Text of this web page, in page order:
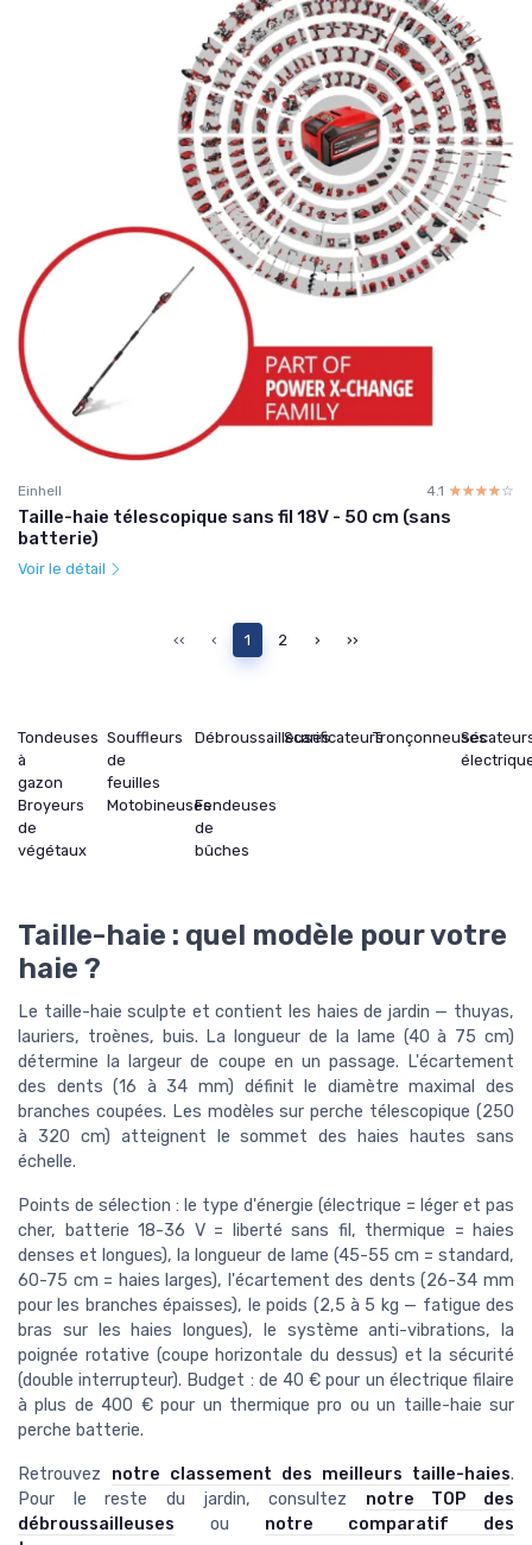
Einhell 4.1 ☆☆☆☆☆
★★★★★
Taille-haie télescopique sans fil 18V - 50 cm (sans
batterie)
Voir le détail
‹‹ ‹ 1 2 › ››
Tondeuses
à
gazon
Souffleurs
de
feuilles
DébroussailleusesScarificateursTronçonneuses
Broyeurs
de
végétaux
MotobineusesFendeuses
de
bûches
Taille-haie : quel modèle pour votre
haie ?
Le taille-haie sculpte et contient les haies de jardin — thuyas,
lauriers, troènes, buis. La longueur de la lame (40 à 75 cm)
détermine la largeur de coupe en un passage. L'écartement
des dents (16 à 34 mm) définit le diamètre maximal des
branches coupées. Les modèles sur perche télescopique (250
à 320 cm) atteignent le sommet des haies hautes sans
échelle.
Points de sélection : le type d'énergie (électrique = léger et pas
cher, batterie 18-36 V = liberté sans fil, thermique = haies
denses et longues), la longueur de lame (45-55 cm = standard,
60-75 cm = haies larges), l'écartement des dents (26-34 mm
pour les branches épaisses), le poids (2,5 à 5 kg — fatigue des
bras sur les haies longues), le système anti-vibrations, la
poignée rotative (coupe horizontale du dessus) et la sécurité
(double interrupteur). Budget : de 40 € pour un électrique filaire
à plus de 400 € pour un thermique pro ou un taille-haie sur
perche batterie.
Retrouvez notre classement des meilleurs taille-haies.
Pour le reste du jardin, consultez notre TOP des
débroussailleuses ou notre comparatif des